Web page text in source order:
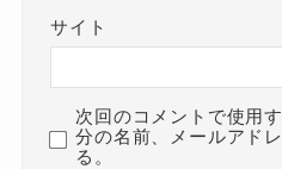
サイト
次回のコメントで使用
分の名前、メールアド
る。